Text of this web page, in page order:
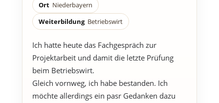
Ort Niederbayern
Weiterbildung Betriebswirt
Ich hatte heute das Fachgespräch zur
Projektarbeit und damit die letzte Prüfung
beim Betriebswirt.
Gleich vornweg, ich habe bestanden. Ich
möchte allerdings ein pasr Gedanken dazu